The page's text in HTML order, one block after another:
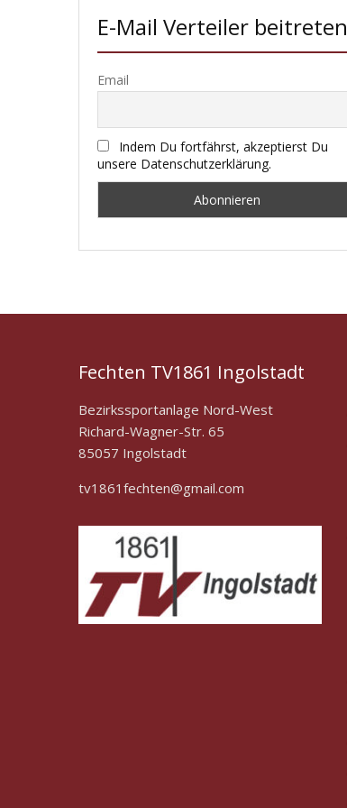
E-Mail Verteiler beitreten
Email
Indem Du fortfährst, akzeptierst Du
unsere Datenschutzerklärung.
Fechten TV1861 Ingolstadt
Bezirkssportanlage Nord-West
Richard-Wagner-Str. 65
85057 Ingolstadt
tv1861fechten@gmail.com